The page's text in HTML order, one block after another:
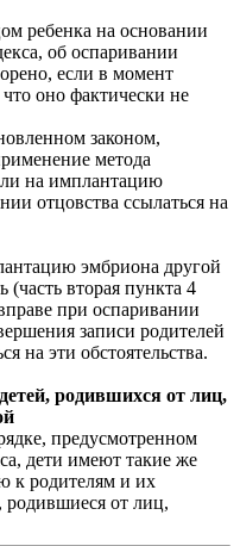
ребенка на основании
об оспаривании
если в момент
оно фактически не
законом,
метода
на имплантацию
отцовства ссылаться на
эмбриона другой
(часть вторая пункта 4
при оспаривании
записи родителей
на эти обстоятельства.
родившихся от лиц,
предусмотренном
дети имеют такие же
к родителям и их
родившиеся от лиц,